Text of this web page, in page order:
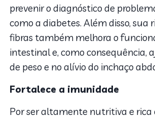
prevenir o diagnóstico de
como a diabetes. Além disso, sua
fibras também melhora o
intestinal e, como consequência,
de peso e no alívio do inchaço
Fortalece a imunidade
Por ser altamente nutritiva e rica